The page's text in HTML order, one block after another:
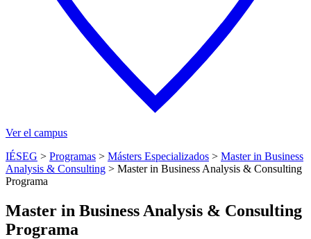
Ver el campus
IÉSEG > Programas > Másters Especializados > Master in Business
Analysis & Consulting > Master in Business Analysis & Consulting
Programa
Master in Business Analysis & Consulting
Programa